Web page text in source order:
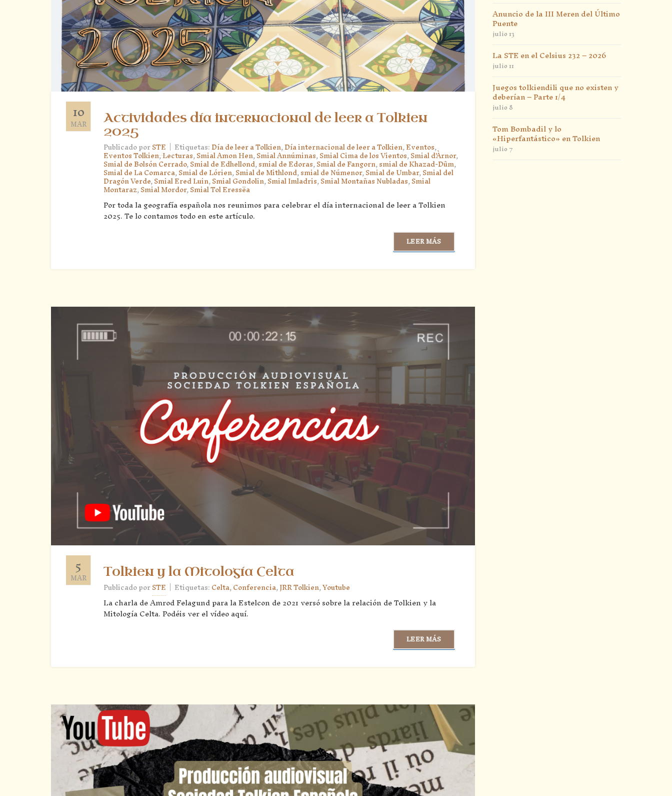
10
MAR
Actividades día internacional de leer a Tolkien
2025
Publicado porSTE | Etiquetas:Día de leer a Tolkien,Día internacional de leer a Tolkien,Eventos,
Eventos Tolkien,Lecturas,Smial Amon Hen,Smial Annúminas,Smial Cima de los Vientos,Smial d'Àrnor,
Smial de Bolsón Cerrado,Smial de Edhellond,smial de Edoras,Smial de Fangorn,smial de Khazad-Dûm,
Smial de La Comarca,Smial de Lórien,Smial de Mithlond,smial de Númenor,Smial de Umbar,Smial del
Dragón Verde,Smial Ered Luin,Smial Gondolin,Smial Imladris,Smial Montañas Nubladas,Smial
Montaraz,Smial Mordor,Smial Tol Eressëa
Por toda la geografía española nos reunimos para celebrar el día internacional de leer a Tolkien
2025. Te lo contamos todo en este artículo.
LEER MÁS
5
MAR Tolkien y la Mitología Celta
Publicado porSTE | Etiquetas:Celta,Conferencia,JRR Tolkien,Youtube
La charla de Amrod Felagund para la Estelcon de 2021 versó sobre la relación de Tolkien y la
Mitología Celta. Podéis ver el vídeo aquí.
LEER MÁS
Anuncio de la III Meren del Último
Puente
julio 13
La STE en el Celsius 232 – 2026
julio 11
Juegos tolkiendili que no existen y
deberían – Parte 1/4
julio 8
Tom Bombadil y lo
«Hiperfantástico» en Tolkien
julio 7